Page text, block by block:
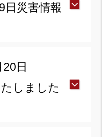
日災害情報
日
しました